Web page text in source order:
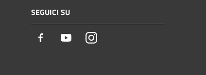
SEGUICI SU
Facebook YoutubeInstagram